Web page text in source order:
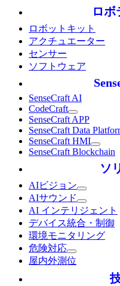
ロボ
ロボットキット
アクチュエーター
センサー
ソフトウェア
SenseCraft AI
CodeCraft
SenseCraft APP
SenseCraft Data
SenseCraft HMI
SenseCraft Blockchain
ソ
AIビジョン
AIサウンド
AI インテリジェント
デバイス統合・制御
環境モニタリング
危険対応
屋内外測位